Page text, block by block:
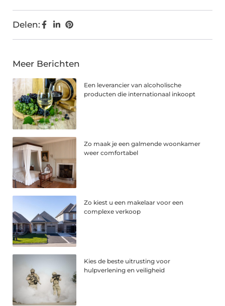
Delen:
Meer Berichten
Een leverancier van alcoholische
producten die internationaal inkoopt
Zo maak je een galmende woonkamer
weer comfortabel
Zo kiest u een makelaar voor een
complexe verkoop
Kies de beste uitrusting voor
hulpverlening en veiligheid